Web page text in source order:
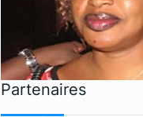
Partenaires